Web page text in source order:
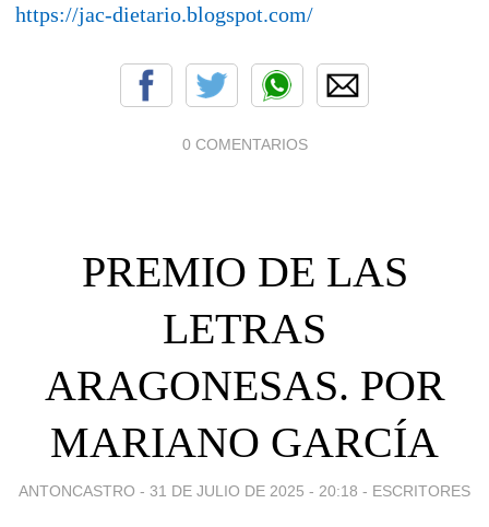
https://jac-dietario.blogspot.com/
0 COMENTARIOS
PREMIO DE LAS
LETRAS
ARAGONESAS. POR
MARIANO GARCÍA
ANTONCASTRO - 31 DE JULIO DE 2025 - 20:18 - ESCRITORES